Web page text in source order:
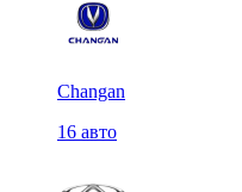
Changan
16 авто